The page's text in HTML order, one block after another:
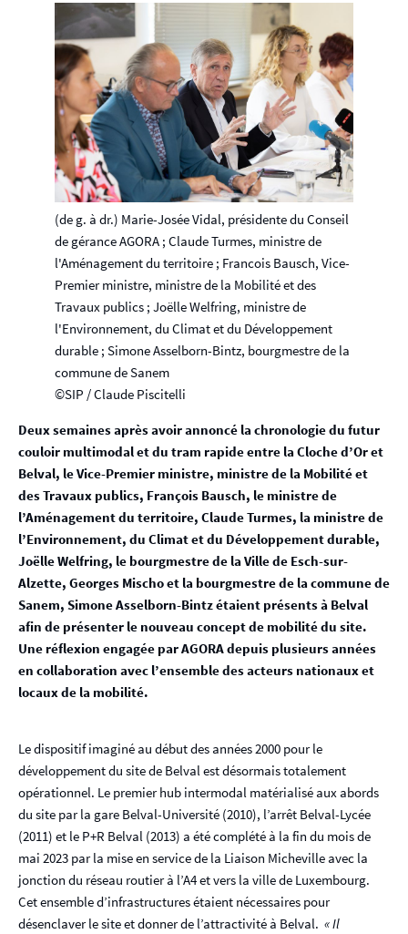
(de g. à dr.) Marie-Josée Vidal, présidente du Conseil
de gérance AGORA ; Claude Turmes, ministre de
l'Aménagement du territoire ; Francois Bausch, Vice-
Premier ministre, ministre de la Mobilité et des
Travaux publics ; Joëlle Welfring, ministre de
l'Environnement, du Climat et du Développement
durable ; Simone Asselborn-Bintz, bourgmestre de la
commune de Sanem
©SIP / Claude Piscitelli
Deux semaines après avoir annoncé la chronologie du futur
couloir multimodal et du tram rapide entre la Cloche d’Or et
Belval, le Vice-Premier ministre, ministre de la Mobilité et
des Travaux publics, François Bausch, le ministre de
l’Aménagement du territoire, Claude Turmes, la ministre de
l’Environnement, du Climat et du Développement durable,
Joëlle Welfring, le bourgmestre de la Ville de Esch-sur-
Alzette, Georges Mischo et la bourgmestre de la commune de
Sanem, Simone Asselborn-Bintz étaient présents à Belval
afin de présenter le nouveau concept de mobilité du site.
Une réflexion engagée par AGORA depuis plusieurs années
en collaboration avec l’ensemble des acteurs nationaux et
locaux de la mobilité.
Le dispositif imaginé au début des années 2000 pour le
développement du site de Belval est désormais totalement
opérationnel. Le premier hub intermodal matérialisé aux abords
du site par la gare Belval-Université (2010), l’arrêt Belval-Lycée
(2011) et le P+R Belval (2013) a été complété à la fin du mois de
mai 2023 par la mise en service de la Liaison Micheville avec la
jonction du réseau routier à l’A4 et vers la ville de Luxembourg.
Cet ensemble d’infrastructures étaient nécessaires pour
désenclaver le site et donner de l’attractivité à Belval. « Il